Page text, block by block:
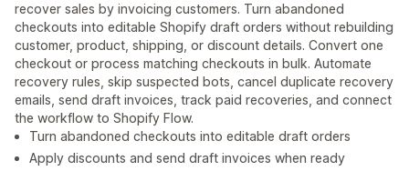
recover sales by invoicing customers. Turn abandoned
checkouts into editable Shopify draft orders without rebuilding
customer, product, shipping, or discount details. Convert one
checkout or process matching checkouts in bulk. Automate
recovery rules, skip suspected bots, cancel duplicate recovery
emails, send draft invoices, track paid recoveries, and connect
the workflow to Shopify Flow.
Turn abandoned checkouts into editable draft orders
Apply discounts and send draft invoices when ready